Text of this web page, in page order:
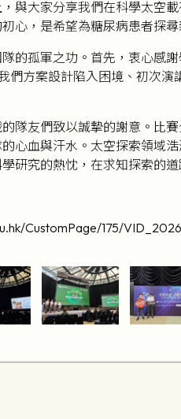
與大家分享我們在科學太空
心，是希望為糖尿病患者探
的孤軍之功。首先，衷心感
方案設計陷入困境、初次演
隊友們致以誠摯的謝意。比
心血與汗水。太空探索領域
研究的熱忱，在求知探索的
CustomPage/175/